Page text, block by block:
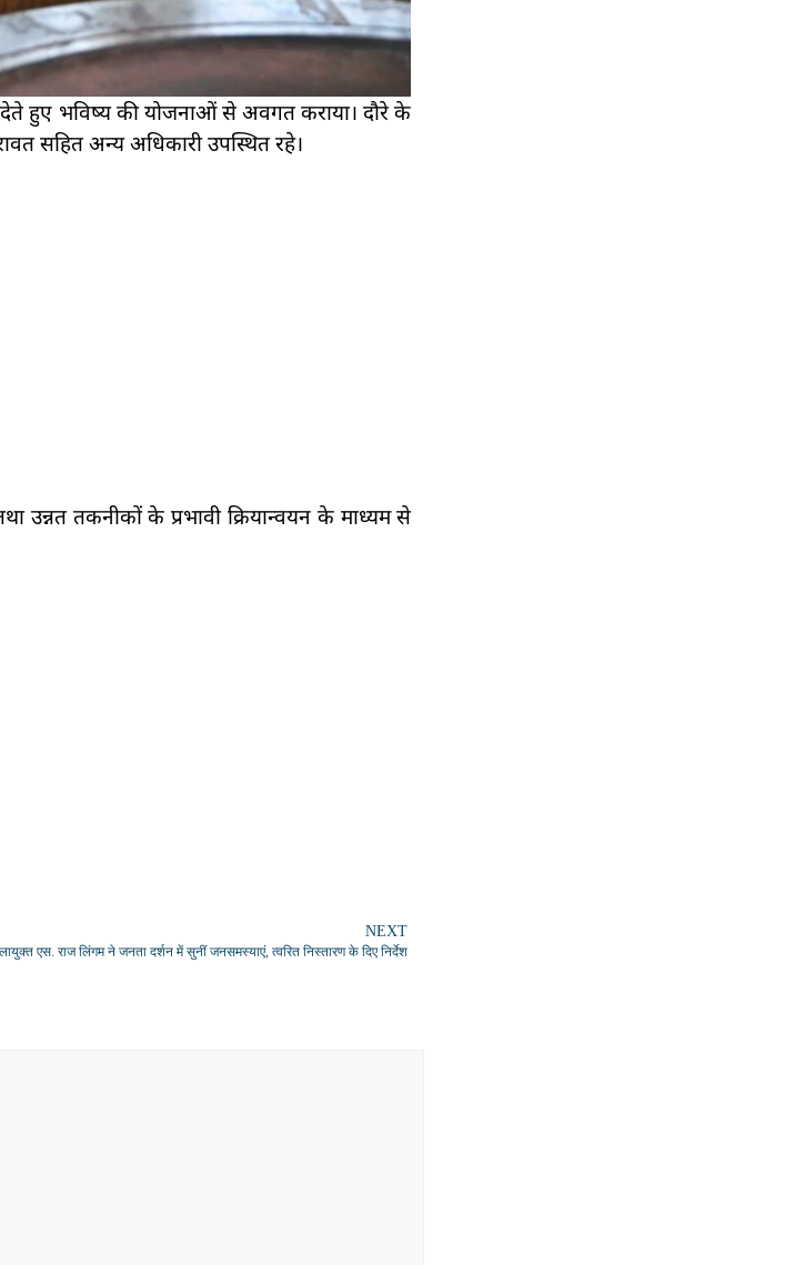
हुए भविष्य की योजनाओं से अवगत कराया। दौरे के
सहित अन्य अधिकारी उपस्थित रहे।
तकनीकों के प्रभावी क्रियान्वयन के माध्यम से
NEXT
एस. राज लिंगम ने जनता दर्शन में सुनीं जनसमस्याएं, त्वरित निस्तारण के दिए निर्देश